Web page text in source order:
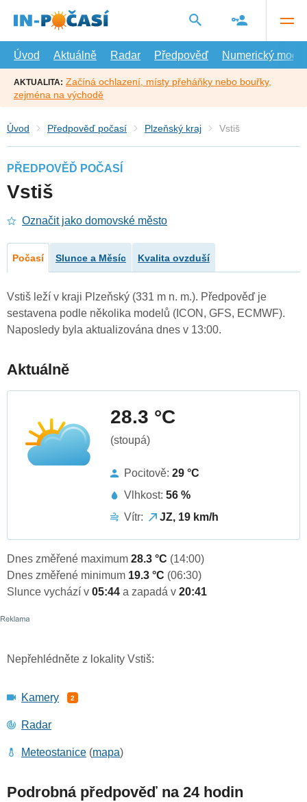
hlavní
Úvod
Aktuálně Radar Předpověď Numerický model
AKTUALITA: Začíná ochlazení, místy přeháňky nebo bouřky,
zejména na východě
Úvod Předpověď počasí Plzeňský kraj Vstiš
PŘEDPOVĚĎ POČASÍ
Vstiš
Označit jako domovské město
Počasí Slunce a Měsíc Kvalita ovzduší
Vstiš leží v kraji Plzeňský (331 m n. m.). Předpověď je
sestavena podle několika modelů (ICON, GFS, ECMWF).
Naposledy byla aktualizována dnes v 13:00.
Aktuálně
28.3 °C
(stoupá)
Pocitově: 29 °C
Vlhkost: 56 %
Vítr:
JZ, 19 km/h
Dnes změřené maximum 28.3 °C (14:00)
Dnes změřené minimum 19.3 °C (06:30)
Slunce vychází v 05:44 a zapadá v 20:41
Nepřehlédněte z lokality Vstiš:
Kamery 2
Radar
Meteostanice (mapa)
Podrobná předpověď na 24 hodin